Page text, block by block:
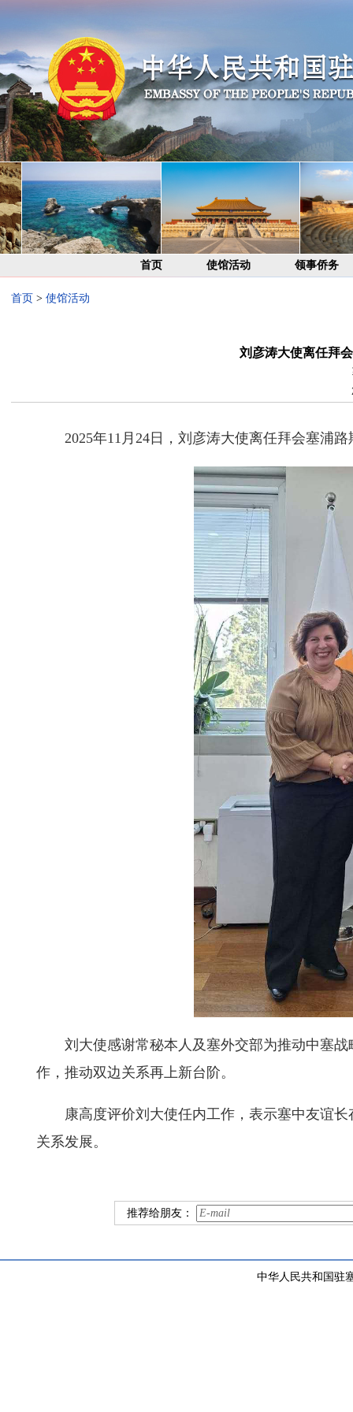
首页 使馆活动 领事侨务
首页 > 使馆活动
刘彦涛大使离任拜
2025年11月24日，刘彦涛大使离任拜会塞浦
刘大使感谢常秘本人及塞外交部为推动中塞
作，推动双边关系再上新台阶。
康高度评价刘大使任内工作，表示塞中友谊
关系发展。
推荐给朋友：
中华人民共和国驻